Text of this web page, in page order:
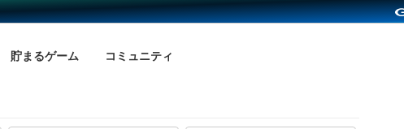
貯まるゲーム コミュニティ